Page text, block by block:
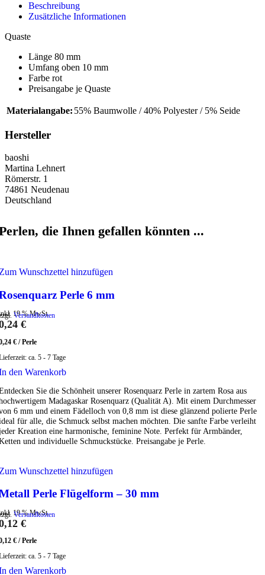
Beschreibung
Zusätzliche Informationen
Quaste
Länge 80 mm
Umfang oben 10 mm
Farbe rot
Preisangabe je Quaste
Materialangabe: 55% Baumwolle / 40% Polyester / 5% Seide
Hersteller
baoshi
Martina Lehnert
Römerstr. 1
74861 Neudenau
Deutschland
die Ihnen gefallen könnten ...
Wunschzettel hinzufügen
Perle 6 mm
19 % MwSt.
Versandkosten
€
€ /Perle
ca. 5 - 7 Tage
den Warenkorb
Sie die Schönheit unserer Rosenquarz Perle in zartem Rosa aus
Madagaskar Rosenquarz (Qualität A). Mit einem Durchmesser
6 mm und einem Fädelloch von 0,8 mm ist diese glänzend polierte Perle
für alle, die Schmuck selbst machen möchten. Die sanfte Farbe verleiht
Kreation eine harmonische, feminine Note. Perfekt für Armbänder,
und individuelle Schmuckstücke. Preisangabe je Perle.
Wunschzettel hinzufügen
Perle Flügelform – 30 mm
19 % MwSt.
Versandkosten
€
€ /Perle
ca. 5 - 7 Tage
den Warenkorb